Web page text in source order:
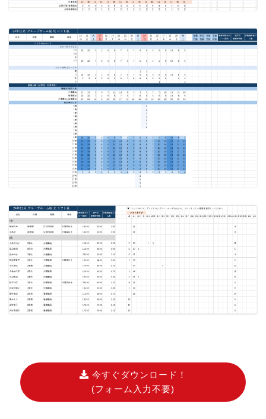
今すぐダウンロード！
(フォーム入力不要)